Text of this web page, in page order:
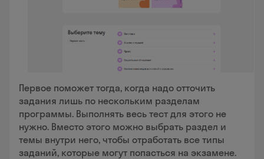
Первое поможет тогда, когда надо отточить
задания лишь по нескольким разделам
программы. Выполнять весь тест для этого не
нужно. Вместо этого можно выбрать раздел и
темы внутри него, чтобы отработать все типы
заданий, которые могут попасться на экзамене.